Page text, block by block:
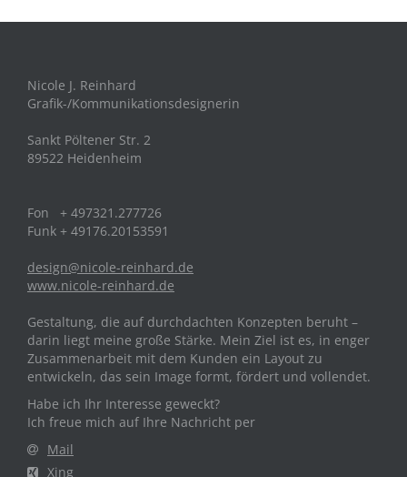
Nicole J. Reinhard
Grafik-/Kommunikationsdesignerin
Sankt Pöltener Str. 2
89522 Heidenheim
Fon + 497321.277726
Funk + 49176.20153591
design@nicole-reinhard.de
www.nicole-reinhard.de
Gestaltung, die auf durchdachten Konzepten beruht –
darin liegt meine große Stärke. Mein Ziel ist es, in enger
Zusammenarbeit mit dem Kunden ein Layout zu
entwickeln, das sein Image formt, fördert und vollendet.
Habe ich Ihr Interesse geweckt?
Ich freue mich auf Ihre Nachricht per
Mail
Xing